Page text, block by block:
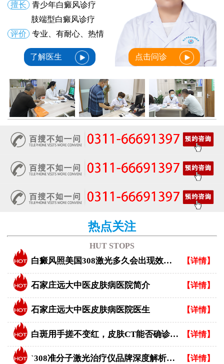
擅长
青少年白癜风诊疗
肢端型白癜风诊疗
评价
专业、有耐心、热情
了解医生 点击问诊
热点关注
HUT STOPS
白癜风照美国308激光多久会出现效果？ 【详情】
石家庄远大中医皮肤病医院简介 【详情】
石家庄远大中医皮肤病医院医生 【详情】
白斑用手搓不变红，皮肤CT能否确诊白癜风？ 【详情】
`308准分子激光治疗仪品牌深度解析：专业视角下的优选指南` 【详情】